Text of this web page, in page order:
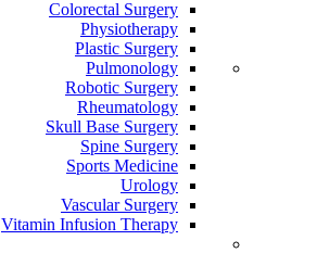
Colorectal Surgery
Physiotherapy
Plastic Surgery
Pulmonology
Robotic Surgery
Rheumatology
Skull Base Surgery
Spine Surgery
Sports Medicine
Urology
Vascular Surgery
Vitamin Infusion Therapy